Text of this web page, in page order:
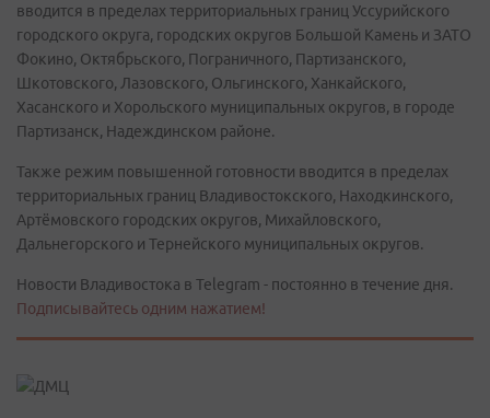
вводится в пределах территориальных границ Уссурийского
городского округа, городских округов Большой Камень и ЗАТО
Фокино, Октябрьского, Пограничного, Партизанского,
Шкотовского, Лазовского, Ольгинского, Ханкайского,
Хасанского и Хорольского муниципальных округов, в городе
Партизанск, Надеждинском районе.
Также режим повышенной готовности вводится в пределах
территориальных границ Владивостокского, Находкинского,
Артёмовского городских округов, Михайловского,
Дальнегорского и Тернейского муниципальных округов.
Новости Владивостока в Telegram - постоянно в течение дня.
Подписывайтесь одним нажатием!